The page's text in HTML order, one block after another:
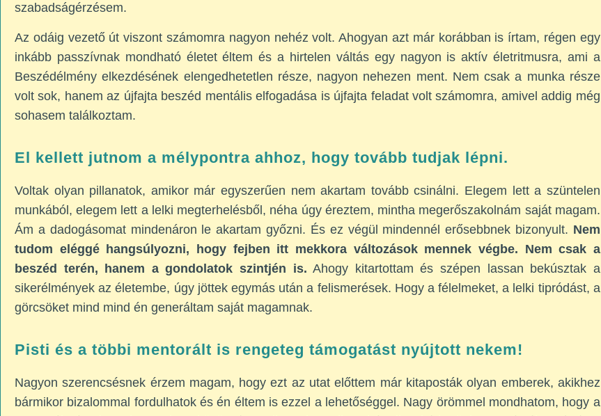
szabadságérzésem.
Az odáig vezető út viszont számomra nagyon nehéz volt. Ahogyan azt már korábban is írtam, régen egy
inkább passzívnak mondható életet éltem és a hirtelen váltás egy nagyon is aktív életritmusra, ami a
Beszédélmény elkezdésének elengedhetetlen része, nagyon nehezen ment. Nem csak a munka része
volt sok, hanem az újfajta beszéd mentális elfogadása is újfajta feladat volt számomra, amivel addig még
sohasem találkoztam.
El kellett jutnom a mélypontra ahhoz, hogy tovább tudjak lépni.
Voltak olyan pillanatok, amikor már egyszerűen nem akartam tovább csinálni. Elegem lett a szüntelen
munkából, elegem lett a lelki megterhelésből, néha úgy éreztem, mintha megerőszakolnám saját magam.
Ám a dadogásomat mindenáron le akartam győzni. És ez végül mindennél erősebbnek bizonyult. Nem
tudom eléggé hangsúlyozni, hogy fejben itt mekkora változások mennek végbe. Nem csak a
beszéd terén, hanem a gondolatok szintjén is. Ahogy kitartottam és szépen lassan bekúsztak a
sikerélmények az életembe, úgy jöttek egymás után a felismerések. Hogy a félelmeket, a lelki tipródást, a
görcsöket mind mind én generáltam saját magamnak.
Pisti és a többi mentorált is rengeteg támogatást nyújtott nekem!
Nagyon szerencsésnek érzem magam, hogy ezt az utat előttem már kitaposták olyan emberek, akikhez
bármikor bizalommal fordulhatok és én éltem is ezzel a lehetőséggel. Nagy örömmel mondhatom, hogy a